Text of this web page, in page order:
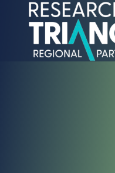
Przejdź do treści